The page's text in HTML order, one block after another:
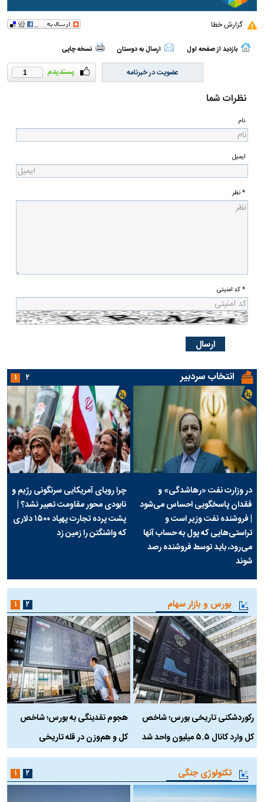
گزارش خطا
بازدید از صفحه اول ارسال به دوستان نسخه چاپی
1 عضویت در خبرنامه
نظرات شما
نام
ایمیل
* نظر
* کد امنیتی
انتخاب سردبیر
در وزارت نفت «رهاشدگی» و
فقدان پاسخگویی احساس می‌شود
| فروشنده نفت وزیر است و
تراستی‌هایی که پول به حساب آنها
می‌رود، باید توسط فروشنده رصد
شوند
چرا رویای آمریکایی سرنگونی رژیم و
نابودی محور مقاومت تعبیر نشد؟ |
پشت پرده تجارت پهپاد‌ ۱۵۰۰ دلاری
که واشنگتن را زمین زد
۱ ۲
بورس و بازار سهام
رکوردشکنی تاریخی بورس؛ شاخص
کل وارد کانال ۵.۵ میلیون واحد شد
هجوم نقدینگی به بورس؛ شاخص
کل و هم‌وزن در قله تاریخی
۱ ۲
تکنولوژی جنگی ۱ ۲